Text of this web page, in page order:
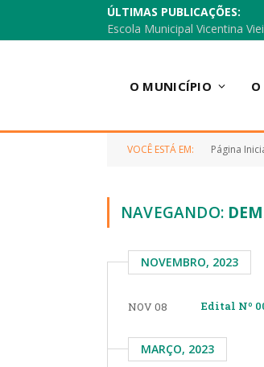
ÚLTIMAS PUBLICAÇÕES:
O MUNICÍPIO O
VOCÊ ESTÁ EM: Página
NAVEGANDO:
NOVEMBRO, 2023
NOV 08 Edital Nº
MARÇO, 2023